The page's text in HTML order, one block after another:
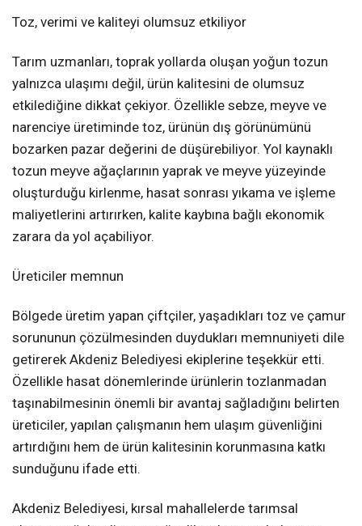
Toz, verimi ve kaliteyi olumsuz etkiliyor
Tarım uzmanları, toprak yollarda oluşan yoğun tozun
yalnızca ulaşımı değil, ürün kalitesini de olumsuz
etkilediğine dikkat çekiyor. Özellikle sebze, meyve ve
narenciye üretiminde toz, ürünün dış görünümünü
bozarken pazar değerini de düşürebiliyor. Yol kaynaklı
tozun meyve ağaçlarının yaprak ve meyve yüzeyinde
oluşturduğu kirlenme, hasat sonrası yıkama ve işleme
maliyetlerini artırırken, kalite kaybına bağlı ekonomik
zarara da yol açabiliyor.
Üreticiler memnun
Bölgede üretim yapan çiftçiler, yaşadıkları toz ve çamur
sorununun çözülmesinden duydukları memnuniyeti dile
getirerek Akdeniz Belediyesi ekiplerine teşekkür etti.
Özellikle hasat dönemlerinde ürünlerin tozlanmadan
taşınabilmesinin önemli bir avantaj sağladığını belirten
üreticiler, yapılan çalışmanın hem ulaşım güvenliğini
artırdığını hem de ürün kalitesinin korunmasına katkı
sunduğunu ifade etti.
Akdeniz Belediyesi, kırsal mahallelerde tarımsal